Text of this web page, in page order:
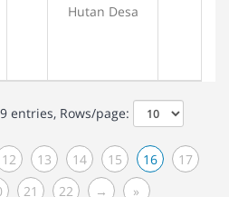
Hutan Desa
entries, Rows/page:
12 13 14 15 16
17
21 22 → »